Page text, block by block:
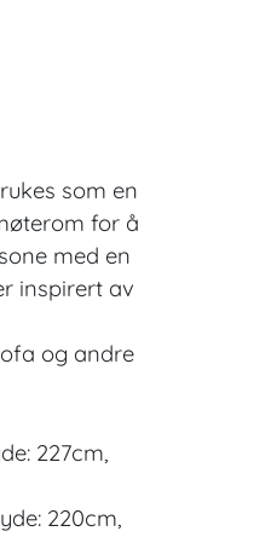
som en
for å
med en
inspirert av
og andre
227cm,
220cm,